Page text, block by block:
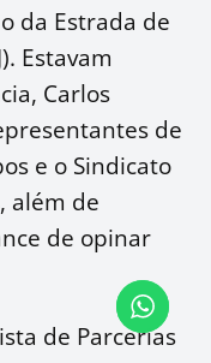
da Estrada de
Estavam
Carlos
de
e o Sindicato
além de
de opinar
de Parcerias